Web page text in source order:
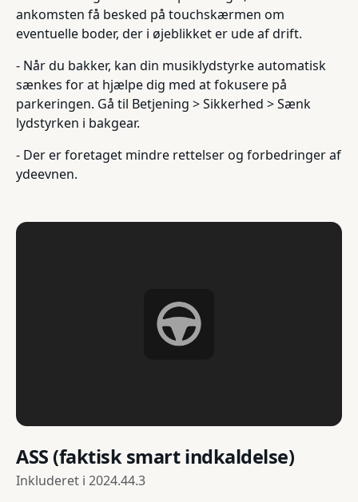
ankomsten få besked på touchskærmen om
eventuelle boder, der i øjeblikket er ude af drift.
- Når du bakker, kan din musiklydstyrke automatisk
sænkes for at hjælpe dig med at fokusere på
parkeringen. Gå til Betjening > Sikkerhed > Sænk
lydstyrken i bakgear.
- Der er foretaget mindre rettelser og forbedringer af
ydeevnen.
ASS (faktisk smart indkaldelse)
Inkluderet i 2024.44.3